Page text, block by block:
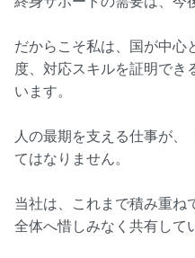
だからこそ私は、国が中心
度、対応スキルを証明でき
います。
人の最期を支える仕事が
てはなりません。
当社は、これまで積み重ね
全体へ惜しみなく共有して